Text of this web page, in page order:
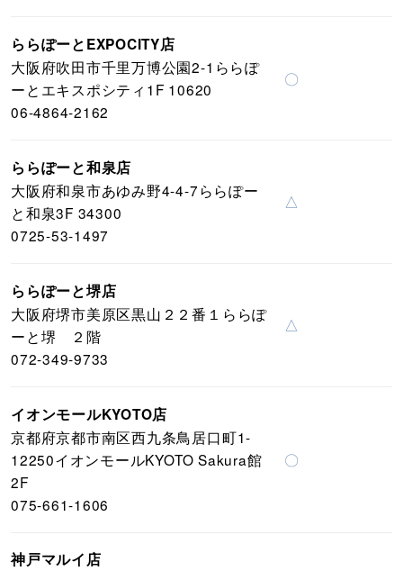
ららぽーとEXPOCITY店
大阪府吹田市千里万博公園2-1ららぽ
ーとエキスポシティ1F 10620
06-4864-2162
〇
ららぽーと和泉店
大阪府和泉市あゆみ野4-4-7ららぽー
と和泉3F 34300
0725-53-1497
△
ららぽーと堺店
大阪府堺市美原区黒山２２番１ららぽ
ーと堺 ２階
072-349-9733
△
イオンモールKYOTO店
京都府京都市南区西九条鳥居口町1-
12250イオンモールKYOTO Sakura館
2F
075-661-1606
〇
神戸マルイ店